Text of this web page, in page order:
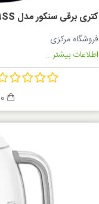
کتری برقی سنکور مدل SWK 1799SS
فروشگاه مرکزی
اطلاعات بیشتر...